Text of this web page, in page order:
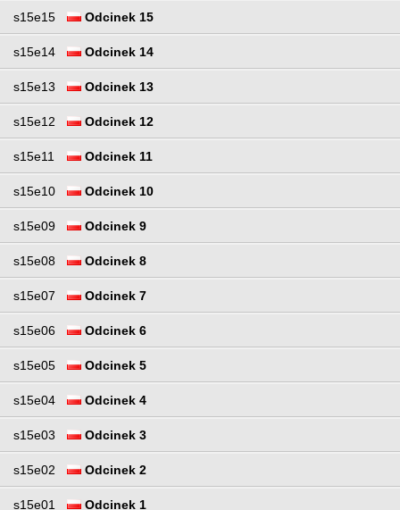
s15e15 Odcinek 15
s15e14 Odcinek 14
s15e13 Odcinek 13
s15e12 Odcinek 12
s15e11 Odcinek 11
s15e10 Odcinek 10
s15e09 Odcinek 9
s15e08 Odcinek 8
s15e07 Odcinek 7
s15e06 Odcinek 6
s15e05 Odcinek 5
s15e04 Odcinek 4
s15e03 Odcinek 3
s15e02 Odcinek 2
s15e01 Odcinek 1